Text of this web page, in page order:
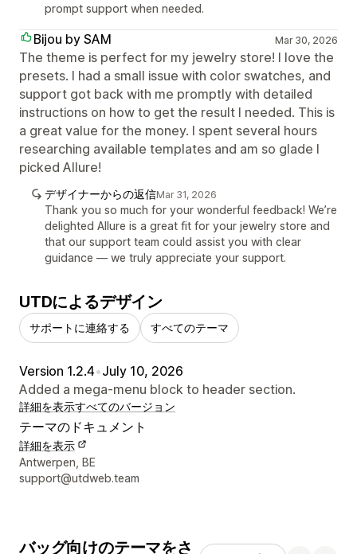
prompt support when needed.
Bijou by SAM Mar 30, 2026
The theme is perfect for my jewelry store! I love the
presets. I had a small issue with color swatches, and
support got back with me promptly with detailed
instructions on how to get the result I needed. This is
a great value for the money. I spent several hours
researching available templates and am so glade I
picked Allure!
デザイナーからの返信Mar 31, 2026
Thank you so much for your wonderful feedback! We’re
delighted Allure is a great fit for your jewelry store and
that our support team could assist you with clear
guidance — we truly appreciate your support.
UTDによるデザイン
サポートに連絡する すべてのテーマ
Version 1.2.4•July 10, 2026
Added a mega-menu block to header section.
詳細を表示すべてのバージョン
テーマのドキュメント
詳細を表示
デザイナーの連絡先情報
Antwerpen, BE
support@utdweb.team
バッグ向けのテーマをさ